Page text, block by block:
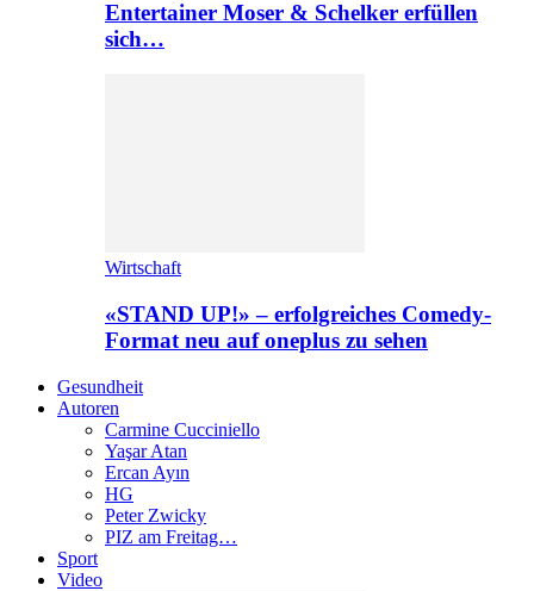
Entertainer Moser & Schelker erfüllen
sich…
Wirtschaft
«STAND UP!» – erfolgreiches Comedy-
Format neu auf oneplus zu sehen
Gesundheit
Autoren
Carmine Cucciniello
Yaşar Atan
Ercan Ayın
HG
Peter Zwicky
PIZ am Freitag…
Sport
Video